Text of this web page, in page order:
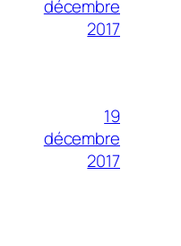
décembre
2017
19
décembre
2017